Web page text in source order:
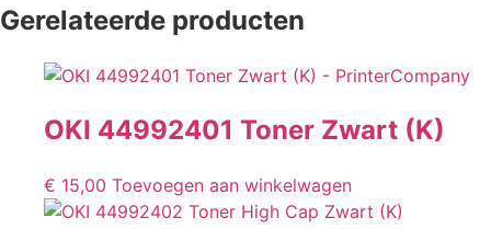
Gerelateerde producten
OKI 44992401 Toner Zwart (K)
€ 15,00 Toevoegen aan winkelwagen